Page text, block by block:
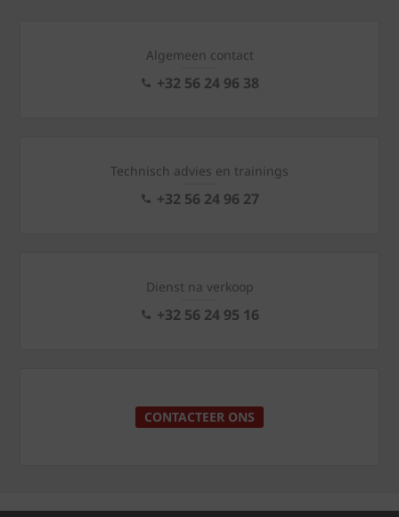
Algemeen contact
+32 56 24 96 38
Technisch advies en trainings
+32 56 24 96 27
Dienst na verkoop
+32 56 24 95 16
CONTACTEER ONS